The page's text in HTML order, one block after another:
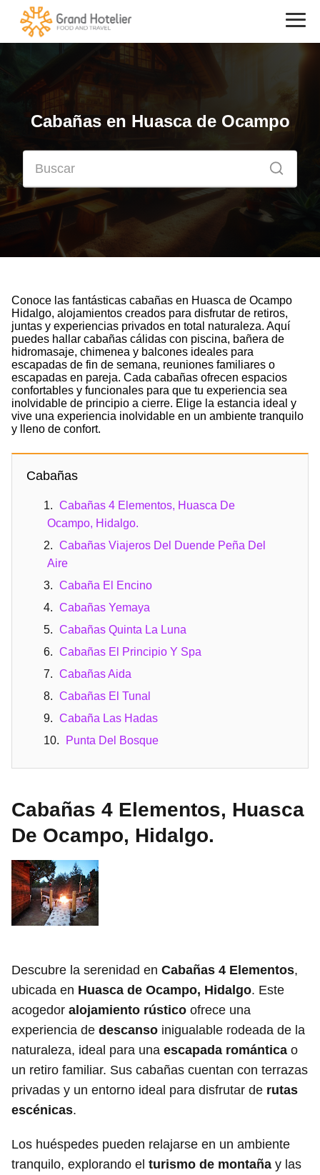
Cabañas en Huasca de Ocampo
Conoce las fantásticas cabañas en Huasca de Ocampo
Hidalgo, alojamientos creados para disfrutar de retiros,
juntas y experiencias privados en total naturaleza. Aquí
puedes hallar cabañas cálidas con piscina, bañera de
hidromasaje, chimenea y balcones ideales para
escapadas de fin de semana, reuniones familiares o
escapadas en pareja. Cada cabañas ofrecen espacios
confortables y funcionales para que tu experiencia sea
inolvidable de principio a cierre. Elige la estancia ideal y
vive una experiencia inolvidable en un ambiente tranquilo
y lleno de confort.
Cabañas
Cabañas 4 Elementos, Huasca De
Ocampo, Hidalgo.
Cabañas Viajeros Del Duende Peña Del
Aire
Cabaña El Encino
Cabañas Yemaya
Cabañas Quinta La Luna
Cabañas El Principio Y Spa
Cabañas Aida
Cabañas El Tunal
Cabaña Las Hadas
Punta Del Bosque
Cabañas 4 Elementos, Huasca
De Ocampo, Hidalgo.
Descubre la serenidad en Cabañas 4 Elementos,
ubicada en Huasca de Ocampo, Hidalgo. Este
acogedor alojamiento rústico ofrece una
experiencia de descanso inigualable rodeada de la
naturaleza, ideal para una escapada romántica o
un retiro familiar. Sus cabañas cuentan con terrazas
privadas y un entorno ideal para disfrutar de rutas
escénicas.
Los huéspedes pueden relajarse en un ambiente
tranquilo, explorando el turismo de montaña y las